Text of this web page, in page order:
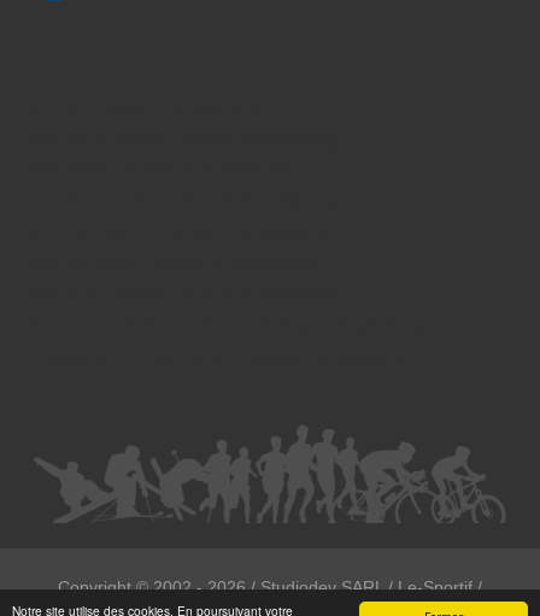
Notre site utilise des cookies. En poursuivant votre
Copyright ©2002 - 2026/ Studiodev SARL / Le-Sportif /